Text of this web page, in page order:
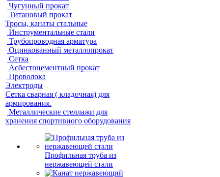
Чугунный прокат
Титановый прокат
Тросы, канаты стальные
Инструментальные стали
Трубопроводная арматура
Оцинкованный металлопрокат
Сетка
Асбестоцементный прокат
Проволока
Электроды
Сетка сварная ( кладочная) для
армирования.
Металлические стеллажи для
хранения спортивного оборудования
Профильная труба из
нержавеющей стали